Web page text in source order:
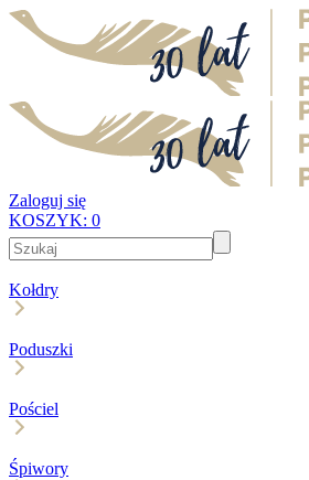
Zaloguj się
KOSZYK: 0
Kołdry
Poduszki
Pościel
Śpiwory